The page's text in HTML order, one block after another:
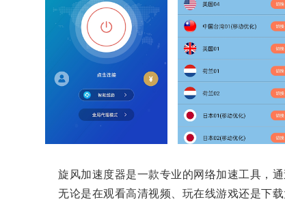
旋风加速度器是一款专业的网络加速工具，通
无论是在观看高清视频、玩在线游戏还是下载